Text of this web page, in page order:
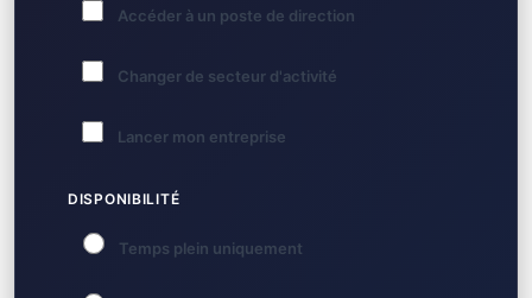
Accéder à un poste de direction
Changer de secteur d'activité
Lancer mon entreprise
DISPONIBILITÉ
Temps plein uniquement